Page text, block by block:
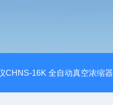
CHNS-16K 全自动真空浓缩器